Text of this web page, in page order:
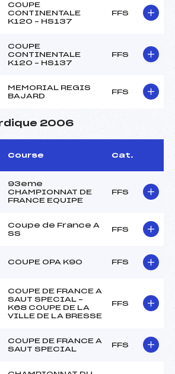
COUPE
CONTINENTALE
K120 – HS137
FFS
COUPE
CONTINENTALE
K120 – HS137
FFS
MEMORIAL REGIS
BAJARD
FFS
2006
Course Cat.
93eme
CHAMPIONNAT DE
FRANCE EQUIPE
FFS
Coupe de France A
SS
FFS
COUPE OPA K90 FFS
COUPE DE FRANCE A
SAUT SPECIAL –
K68 COUPE DE LA
VILLE DE LA BRESSE
FFS
COUPE DE FRANCE A
SAUT SPECIAL
FFS